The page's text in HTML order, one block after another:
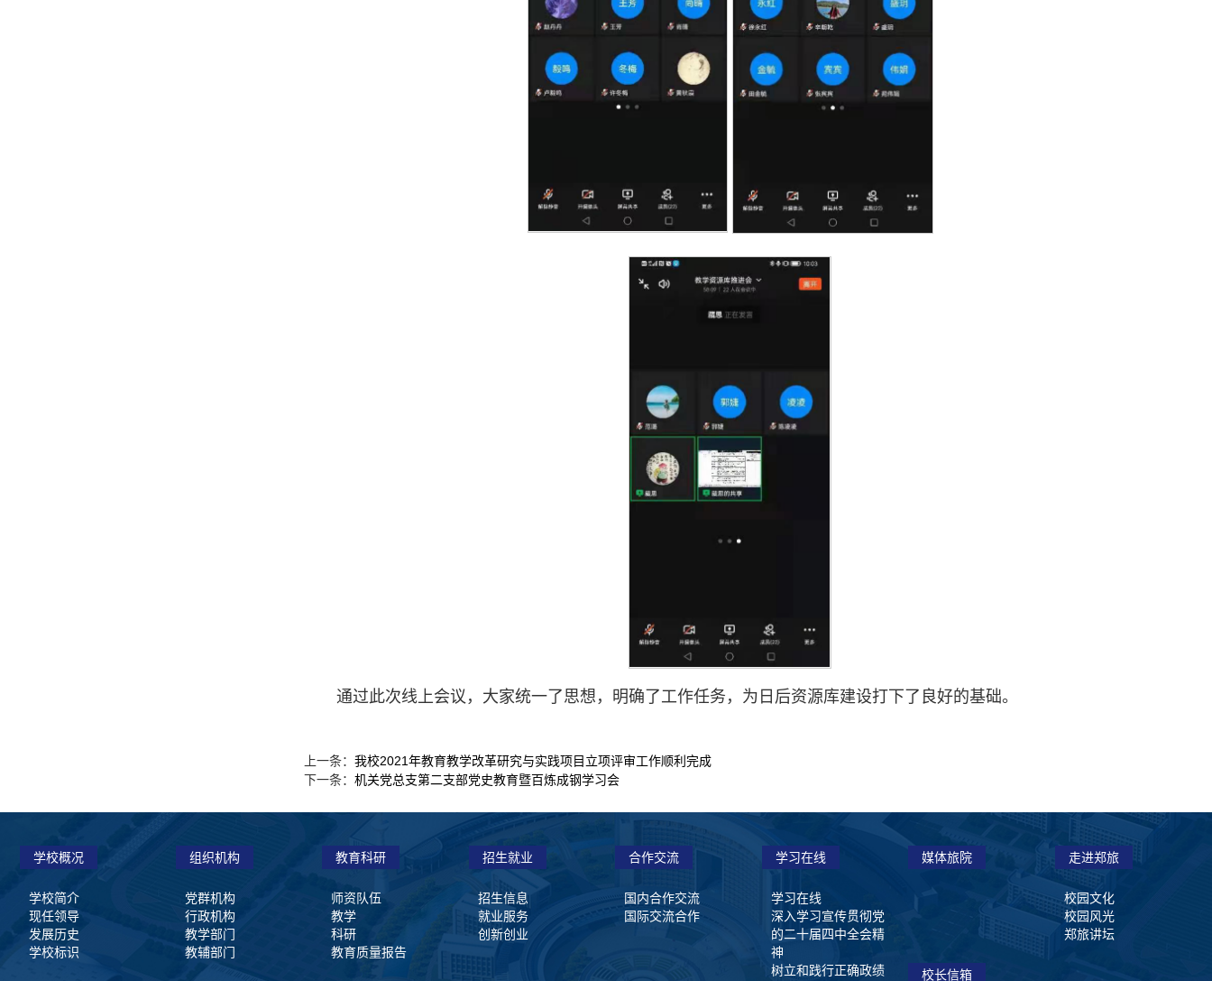
通过此次线上会议，大家统一了思想，明确了工作任务，为日后资源库建设打下了良好的基础。
上一条： 我校2021年教育教学改革研究与实践项目立项评审工作顺利完成
下一条： 机关党总支第二支部党史教育暨百炼成钢学习会
学校概况
学校简介
现任领导
发展历史
学校标识
组织机构
党群机构
行政机构
教学部门
教辅部门
教育科研
师资队伍
教学
科研
教育质量报告
招生就业
招生信息
就业服务
创新创业
合作交流
国内合作交流
国际交流合作
学习在线
学习在线
深入学习宣传贯彻党
的二十届四中全会精
神
树立和践行正确政绩
媒体旅院 走进郑旅
校园文化
校园风光
郑旅讲坛
校长信箱